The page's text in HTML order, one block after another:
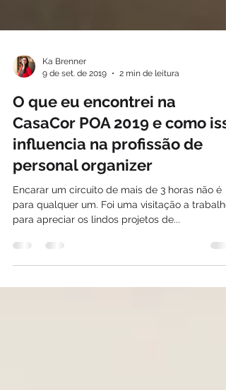
2 min de leitura
O que eu encontrei na
CasaCor POA 2019 e como
influencia na profissão de
personal organizer
Encarar um circuito de mais de 3 horas não é
para qualquer um. Foi uma visitação a trabalho
para apreciar os lindos projetos de...